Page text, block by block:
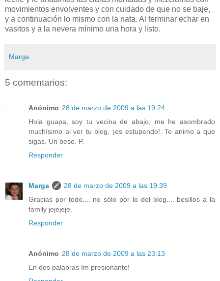
movimientos envolventes y con cuidado de que no se baje,
y a continuación lo mismo con la nata. Al terminar echar en
vasitos y a la nevera mínimo una hora y listo.
Marga
5 comentarios:
Anónimo 28 de marzo de 2009 a las 19:24
Hola guapa, soy tu vecina de abajo, me he asombrado
muchísimo al ver tu blog, ¡es estupendo!. Te animo a que
sigas. Un beso. P.
Responder
Marga
28 de marzo de 2009 a las 19:39
Gracias por todo.... no sólo por lo del blog.... besillos a la
family jejejeje.
Responder
Anónimo 28 de marzo de 2009 a las 23:13
En dos palabras Im presionante!